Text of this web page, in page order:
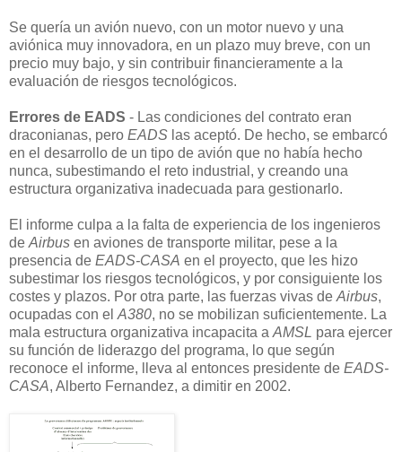
Se quería un avión nuevo, con un motor nuevo y una
aviónica muy innovadora, en un plazo muy breve, con un
precio muy bajo, y sin contribuir financieramente a la
evaluación de riesgos tecnológicos.
Errores de EADS - Las condiciones del contrato eran
draconianas, pero EADS las aceptó. De hecho, se embarcó
en el desarrollo de un tipo de avión que no había hecho
nunca, subestimando el reto industrial, y creando una
estructura organizativa inadecuada para gestionarlo.
El informe culpa a la falta de experiencia de los ingenieros
de Airbus en aviones de transporte militar, pese a la
presencia de EADS-CASA en el proyecto, que les hizo
subestimar los riesgos tecnológicos, y por consiguiente los
costes y plazos. Por otra parte, las fuerzas vivas de Airbus,
ocupadas con el A380, no se mobilizan suficientemente. La
mala estructura organizativa incapacita a AMSL para ejercer
su función de liderazgo del programa, lo que según
reconoce el informe, lleva al entonces presidente de EADS-
CASA, Alberto Fernandez, a dimitir en 2002.